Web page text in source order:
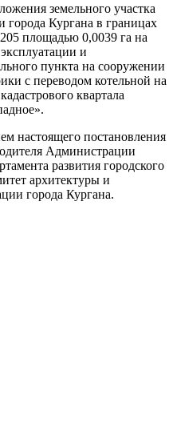
земельного участка
города Кургана в границах
площадью 0,0039 га на
и
пункта на сооружении
с переводом котельной на
квартала
настоящего постановления
Администрации
развития городского
архитектуры и
города Кургана.